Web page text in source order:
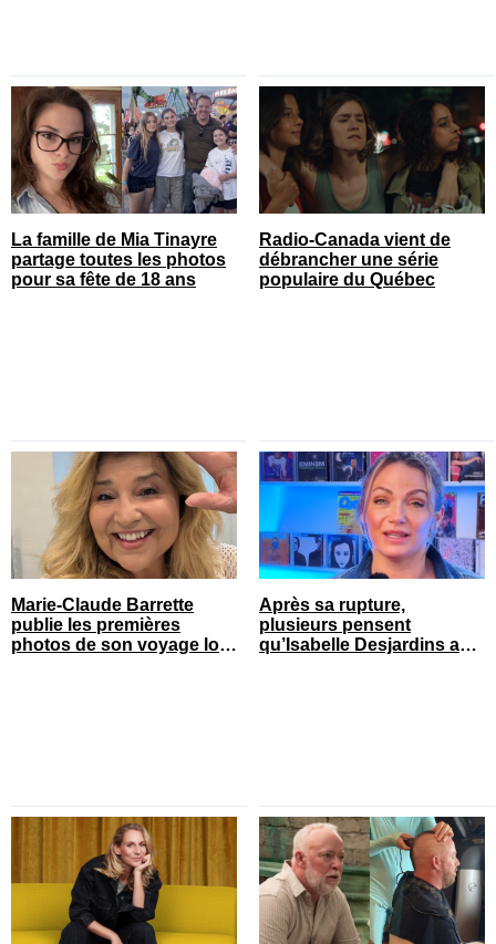
La famille de Mia Tinayre
partage toutes les photos
pour sa fête de 18 ans
Radio-Canada vient de
débrancher une série
populaire du Québec
Marie-Claude Barrette
publie les premières
photos de son voyage loin
Après sa rupture,
plusieurs pensent
qu’Isabelle Desjardins a